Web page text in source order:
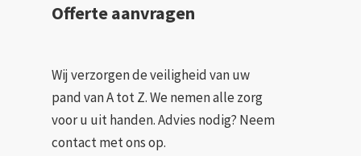
Offerte aanvragen
Wij verzorgen de veiligheid van uw
pand van A tot Z. We nemen alle zorg
voor u uit handen. Advies nodig? Neem
contact met ons op.